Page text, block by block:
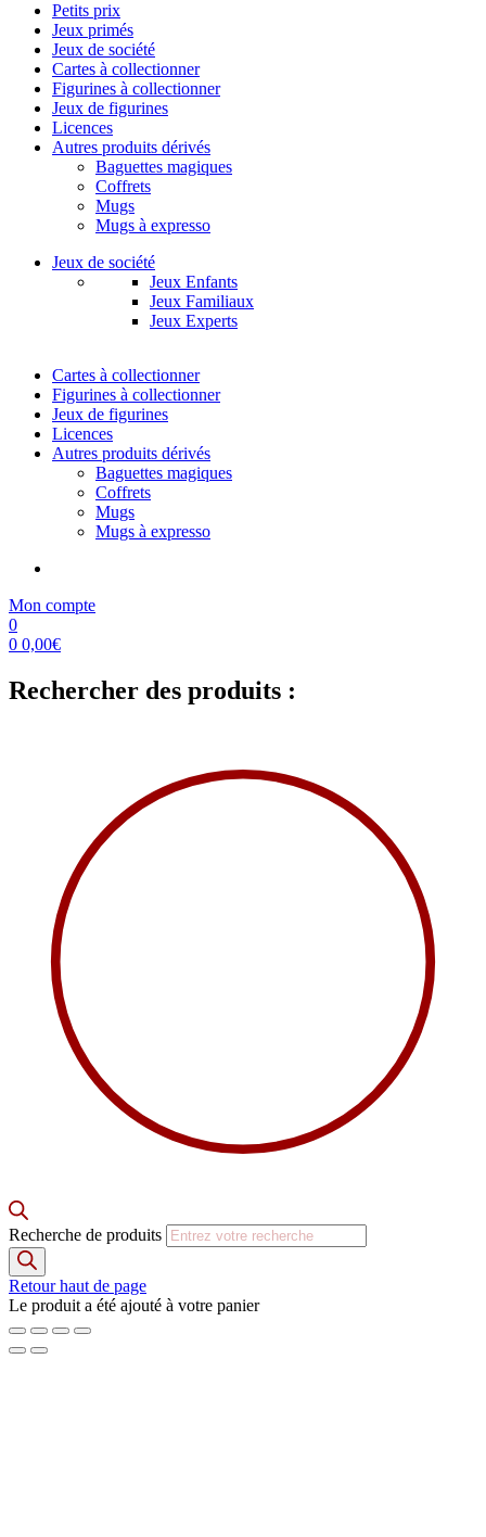
Petits prix
Jeux primés
Jeux de société
Cartes à collectionner
Figurines à collectionner
Jeux de figurines
Licences
Autres produits dérivés
Baguettes magiques
Coffrets
Mugs
Mugs à expresso
Jeux de société
Jeux Enfants
Jeux Familiaux
Jeux Experts
Cartes à collectionner
Figurines à collectionner
Jeux de figurines
Licences
Autres produits dérivés
Baguettes magiques
Coffrets
Mugs
Mugs à expresso
Mon compte
0
0 0,00€
Rechercher des produits :
Recherche de produits
Retour haut de page
Le produit a été ajouté à votre panier